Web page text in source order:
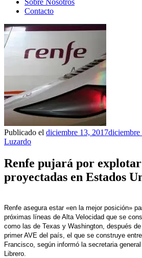
Sobre Nosotros
Contacto
Publicado el diciembre 13, 2017
Luzardo
Renfe pujará por
proyectadas en Estados
Renfe asegura estar «en la mejor posición»
próximas líneas de Alta Velocidad que se
como las de Texas y Washington, después
primer AVE del país, el que se construye
Francisco, según informó la secretaria
Librero.